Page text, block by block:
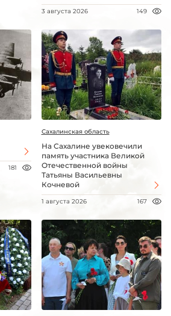
3 августа 2026 149
181
Сахалинская область
На Сахалине увековечили
память участника Великой
Отечественной войны
Татьяны Васильевны
Кочневой
1 августа 2026 167